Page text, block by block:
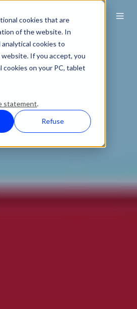
cookies that are
of the website. In
cookies to
If you accept, you
cookies on your PC, tablet
statement.
Refuse